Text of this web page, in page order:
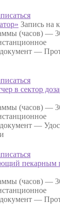
Запись на
(часов) —
—
в сектор
(часов) —
—
пекарным
(часов) —
—